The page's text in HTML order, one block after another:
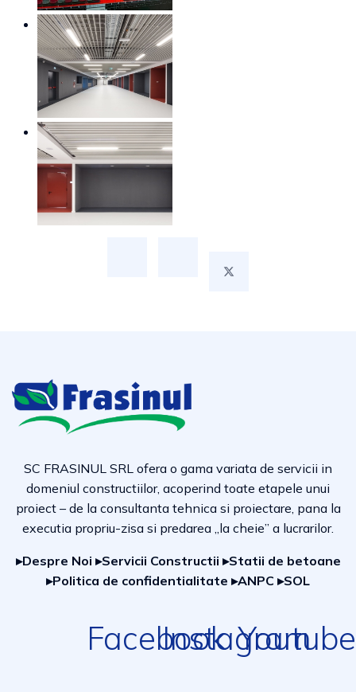
SC FRASINUL SRL ofera o gama variata de servicii in
domeniul constructiilor, acoperind toate etapele unui
proiect – de la consultanta tehnica si proiectare, pana la
executia propriu-zisa si predarea „la cheie” a lucrarilor.
▸Despre Noi ▸Servicii Constructii ▸Statii de betoane
▸Politica de confidentialitate ▸ANPC ▸SOL
FacebookInstagram
Youtube